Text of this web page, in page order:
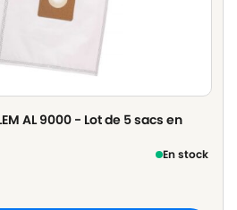
AL 9000 - Lot de 5 sacs en
En stock